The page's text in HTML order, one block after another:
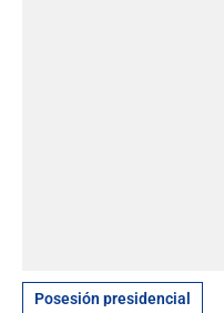
Posesión presidencial